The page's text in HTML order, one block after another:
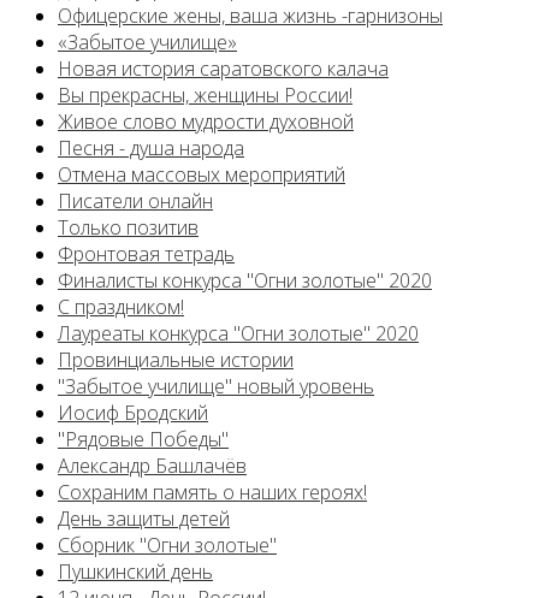
Офицерские жены, ваша жизнь -гарнизоны
«Забытое училище»
Новая история саратовского калача
Вы прекрасны, женщины России!
Живое слово мудрости духовной
Песня - душа народа
Отмена массовых мероприятий
Писатели онлайн
Только позитив
Фронтовая тетрадь
Финалисты конкурса "Огни золотые" 2020
С праздником!
Лауреаты конкурса "Огни золотые" 2020
Провинциальные истории
"Забытое училище" новый уровень
Иосиф Бродский
"Рядовые Победы"
Александр Башлачёв
Сохраним память о наших героях!
День защиты детей
Сборник "Огни золотые"
Пушкинский день